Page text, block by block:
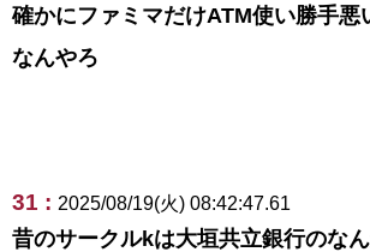
確かにファミマだけATM使い勝手
なんやろ
31 : 2025/08/19(火) 08:42:47.61
昔のサークルkは大垣共立銀行のな